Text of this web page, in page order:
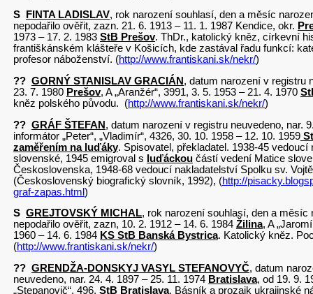
S
FINTA LADISLAV, rok narození souhlasí, den a měsíc
nepodařilo ověřit, zazn. 21. 6. 1913 – 11. 1. 1987 Kendice, okr.
1973 – 17. 2. 1983 StB Prešov. ThDr., katolický kněz, církevní
františkánském klášteře v Košicích, kde zastával řadu funkcí:
profesor náboženství. (http://www.frantiskani.sk/nekr/)
?? GORNÝ STANISLAV GRACIÁN , datum narození v registru
23. 7. 1980 Prešov, A „Aranžér“, 3991, 3. 5. 1953 – 21. 4. 1970
kněz polského původu. (http://www.frantiskani.sk/nekr/)
?? GRÁF ŠTEFAN , datum narození v registru neuvedeno, nar.
informátor „Peter“, „Vladimír“, 4326, 30. 10. 1958 – 12. 10. 1959
zaměřením na luďáky. Spisovatel, překladatel. 1938-45
slovenské, 1945 emigroval s
luďáckou částí vedení Matice
Československa, 1948-68 vedoucí nakladatelství Spolku sv.
(Československý biografický slovník, 1992), (http://
graf-zapas.html )
S GREJTOVSKÝ MICHAL, rok narození souhlasí, den a měsíc
nepodařilo ověřit, zazn, 10. 2. 1912 – 14. 6. 1984 Žilina, A
1960 – 14. 6. 1984 KS StB Banská Bystrica. Katolický kněz.
(http://www.frantiskani.sk/nekr/)
?? GRENDŽA-DONSKYJ VASYL STEFANOVYČ, datum
neuvedeno, nar. 24. 4. 1897 – 25. 11. 1974 Bratislava, od 19. 9.
„Stepanovič“, 496, StB Bratislava. Básník a prozaik ukrajinské